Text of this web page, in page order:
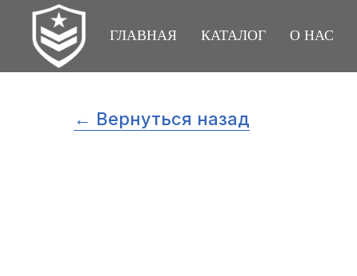
ГЛАВНАЯ КАТАЛОГ О НАС
← Вернуться назад